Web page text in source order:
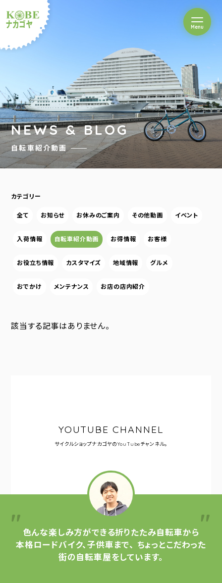
ルショップナカゴヤ
Menuを開閉
NEWS & BLOG
自転車紹介動画
カテゴリー
全て お知らせ お休みのご案内 その他動画 イベント
入荷情報 自転車紹介動画 お得情報 お客様
お役立ち情報 カスタマイズ 地域情報 グルメ
おでかけ メンテナンス お店の店内紹介
該当する記事はありません。
YOUTUBE CHANNEL
サイクルショップナカゴヤのYouTubeチャンネル。
色んな楽しみ方ができる折りたたみ自転車から
本格ロードバイク、子供車まで、 ちょっとこだわった
街の自転車屋をしています。